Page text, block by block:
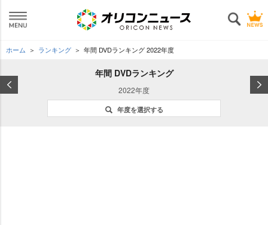
ホーム ランキング 年間 DVDランキング 2022年度
年間 DVDランキング
2022年度
年度を選択する